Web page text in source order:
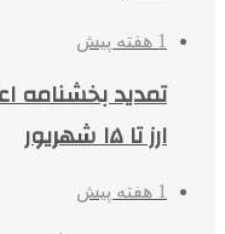
1 هفته پیش
تمدید بخشنامه
ارز تا ۱۵ شهریور
1 هفته پیش